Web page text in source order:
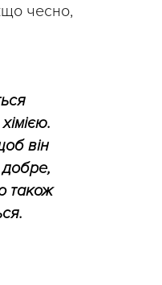
чесно,
він
добре,
також